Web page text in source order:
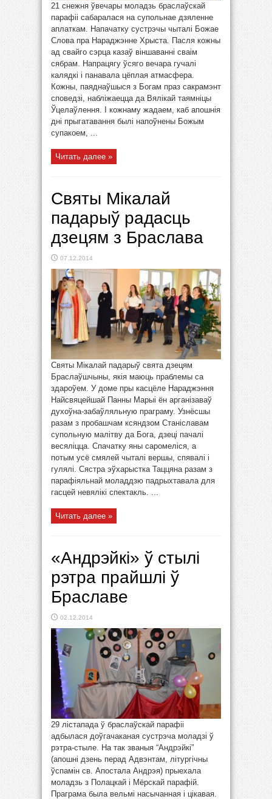
21 снежня ўвечары моладзь браслаўскай
парафіі сабаралася на супольнае дзяленне
аплаткам. Напачатку сустрэчы чыталі Божае
Слова пра Нараджэнне Хрыста. Пасля кожны
ад свайго сэрца казаў віншаванні сваім
сябрам. Напрацягу ўсяго вечара гучалі
калядкі і панавала цёплая атмасфера.
Кожны, паяднаўшыся з Богам праз сакрамэнт
споведзі, набліжаецца да Вялікай таямніцы
Ўцелаўлення. І кожнаму жадаем, каб апошнія
дні прыгатавання былі напоўнены Божым
супакоем, ...
Читать далее »
Святы Мікалай
падарыў радасць
дзецям з Браслава
07.12.2014
Святы Мікалай падарыў свята дзецям
Браслаўшчыны, якія маюць праблемы са
здароўем. У доме пры касцёле Нараджэння
Найсвяцейшай Панны Марыі ён арганізаваў
духоўна-забаўляльную праграму. Узнёсшы
разам з пробашчам ксяндзом Станіславам
супольную малітву да Бога, дзеці пачалі
весяліцца. Спачатку яны саромеліся, а
потым усё смялей чыталі вершы, спявалі і
гулялі. Сястра эўхарыстка Таццяна разам з
парафіяльнай моладдзю падрыхтавала для
гасцей невялікі спектакль. ...
Читать далее »
«Андрэйкі» ў стылі
рэтра прайшлі ў
Браславе
02.12.2014
29 лістапада ў браслаўскай парафіі
адбылася доўгачаканая сустрэча моладзі ў
рэтра-стыле. На так званыя “Андрэйкі”
(апошні дзень перад Адвэнтам, літургічны
ўспамін св. Апостала Андрэя) прыехала
моладзь з Полацкай і Мёрскай парафій.
Праграма была вельмі насычанная і цікавая.